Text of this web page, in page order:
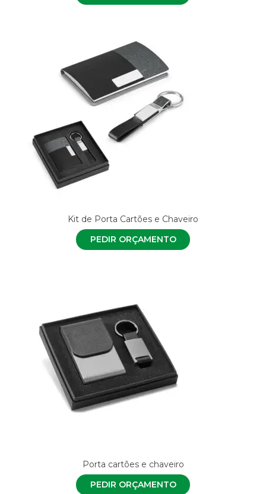
Kit de Porta Cartões e Chaveiro
PEDIR ORÇAMENTO
Porta cartões e chaveiro
PEDIR ORÇAMENTO